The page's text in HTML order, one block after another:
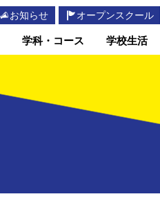
学科・コース 学校生活
お知らせ オープンスクール